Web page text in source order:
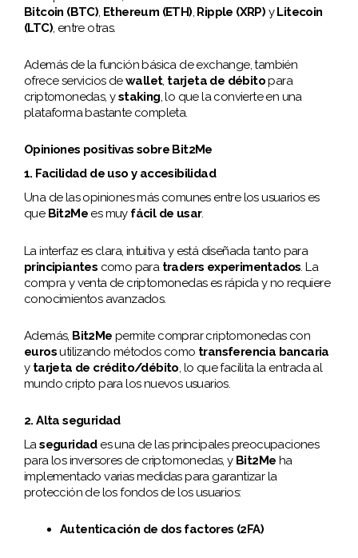
Bitcoin (BTC), Ethereum (ETH), Ripple (XRP) yLitecoin
(LTC), entre otras.
Además de la función básica de exchange, también
ofrece servicios dewallet, tarjeta de débitopara
criptomonedas, ystaking, lo que la convierte en una
plataforma bastante completa.
Opiniones positivas sobre Bit2Me
1. Facilidad de uso y accesibilidad
Una de las opiniones más comunes entre los usuarios es
que Bit2Me es muy fácil de usar.
La interfaz es clara, intuitiva y está diseñada tanto para
principiantes como para traders experimentados . La
compra y venta de criptomonedas es rápida y no requiere
conocimientos avanzados.
Además, Bit2Me permite comprar criptomonedas con
eurosutilizando métodos como transferencia bancaria
y tarjeta de crédito/débito, lo que facilita la entrada al
mundo cripto para los nuevos usuarios.
2. Alta seguridad
Laseguridades una de las principales preocupaciones
para los inversores de criptomonedas, y Bit2Me ha
implementado varias medidas para garantizar la
protección de los fondos de los usuarios:
Autenticación de dos factores (2FA)